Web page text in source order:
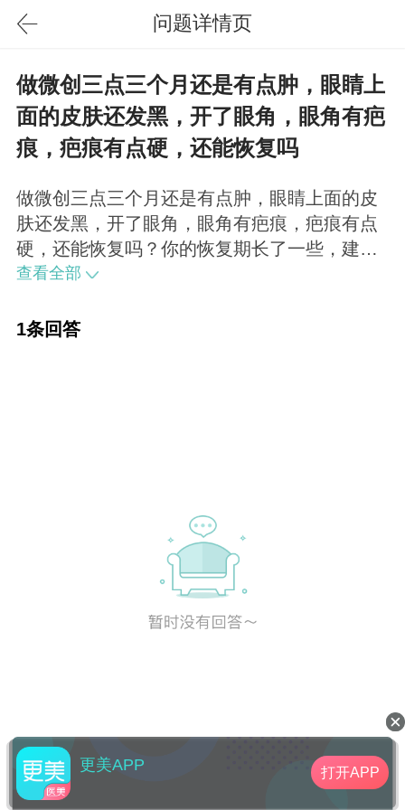
问题详情页
做微创三点三个月还是有点肿，眼睛上
面的皮肤还发黑，开了眼角，眼角有疤
痕，疤痕有点硬，还能恢复吗
做微创三点三个月还是有点肿，眼睛上面的皮
肤还发黑，开了眼角，眼角有疤痕，疤痕有点
硬，还能恢复吗？你的恢复期长了一些，建议
去就诊的医院复查确定原因，确定是何原因导
复。
查看全部
1条回答
更美APP 打开APP